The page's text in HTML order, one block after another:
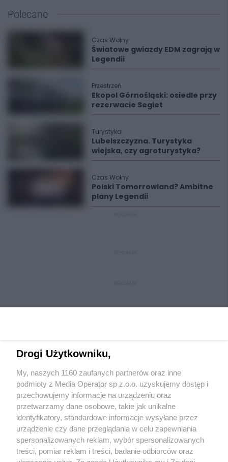
Polecane
Czas Wolny
Światowe gwiazdy EDM zagrają w
Legendii
Przestrzeń
Ekopol Górnośląski: osiedle przy
rezerwacie Segiet
Turystyka
Lubelszczyzna. Turystyka
wiejska, czy agroturystyka?
Czas Wolny
Polski Tomorrowland? Ambitne
plany Legendii
Wydawca mediówlokalnych
Nie zapomnij
zapoznać się z:
polityką prywatności regulamin korzystania z portali
Drogi Użytkowniku,
My, naszych 1160 zaufanych partnerów oraz inne
podmioty z Media Operator sp z.o.o. uzyskujemy dostęp i
przechowujemy informacje na urządzeniu oraz
przetwarzamy dane osobowe, takie jak unikalne
identyfikatory, standardowe informacje wysyłane przez
urządzenie czy dane przeglądania w celu zapewniania
spersonalizowanych reklam, wybór spersonalizowanych
treści, pomiar reklam i treści, badanie odbiorców oraz